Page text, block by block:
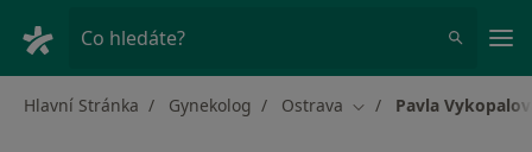
Co hledáte?
Hlavní Stránka Gynekolog Ostrava Změna města
Pavla